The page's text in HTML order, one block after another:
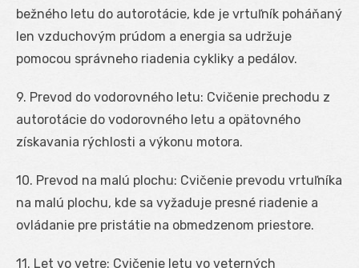
bežného letu do autorotácie, kde je vrtuľník poháňaný
len vzduchovým prúdom a energia sa udržuje
pomocou správneho riadenia cykliky a pedálov.
9. Prevod do vodorovného letu: Cvičenie prechodu z
autorotácie do vodorovného letu a opätovného
získavania rýchlosti a výkonu motora.
10. Prevod na malú plochu: Cvičenie prevodu vrtuľníka
na malú plochu, kde sa vyžaduje presné riadenie a
ovládanie pre pristátie na obmedzenom priestore.
11. Let vo vetre: Cvičenie letu vo veterných